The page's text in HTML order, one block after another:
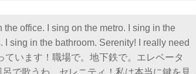
the office. I sing on the metro. I sing in the
sing in the bathroom. Serenity! I really need
ています！職場で。地下鉄で。エレベータ